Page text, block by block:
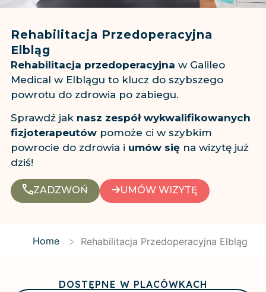
Rehabilitacja Przedoperacyjna
Elbląg
Rehabilitacja przedoperacyjna w Galileo
Medical w Elblągu to klucz do szybszego
powrotu do zdrowia po zabiegu.
Sprawdź jak nasz zespół wykwalifikowanych
fizjoterapeutówpomoże ci w szybkim
powrocie do zdrowia i umów sięna wizytę już
dziś!
ZADZWOŃ UMÓW WIZYTĘ
Home > Rehabilitacja Przedoperacyjna Elbląg
DOSTĘPNE W PLACÓWKACH